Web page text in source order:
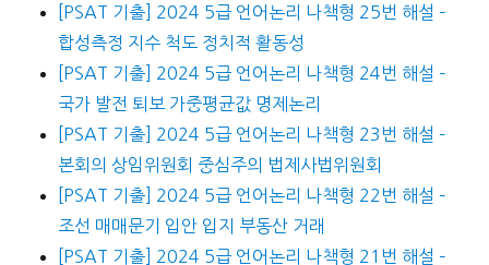
[PSAT 기출] 2024 5급 언어논리 나책형 25번 해설 –
합성측정 지수 척도 정치적 활동성
[PSAT 기출] 2024 5급 언어논리 나책형 24번 해설 –
국가 발전 퇴보 가중평균값 명제논리
[PSAT 기출] 2024 5급 언어논리 나책형 23번 해설 –
본회의 상임위원회 중심주의 법제사법위원회
[PSAT 기출] 2024 5급 언어논리 나책형 22번 해설 –
조선 매매문기 입안 입지 부동산 거래
[PSAT 기출] 2024 5급 언어논리 나책형 21번 해설 –